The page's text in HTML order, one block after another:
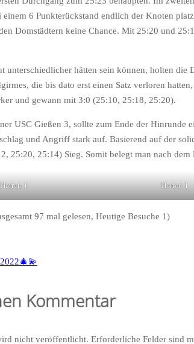
einem 6 Punkterückstand endlich der Knoten
Domstädtern keine Chance. Mit 25:20 und
unterschiedlicher hätten sein können, holten die
die bis dato erst einen Satz verloren
und gewann mit 3:0 (25:10, 25:18, 25:20).
USC Gießen 3, sollte zum Ende der
und Angriff stark auf. Basierend auf der
25:20, 25:14) Sieg. Somit belegt man nach
Herren 1 Herren 1
97 mal gelesen, Heutige Besuche 1)
Kommentar
nicht veröffentlicht. Erforderliche Felder sind